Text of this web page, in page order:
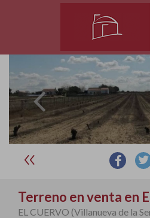
Terreno en venta en
EL CUERVO (Villanueva de la